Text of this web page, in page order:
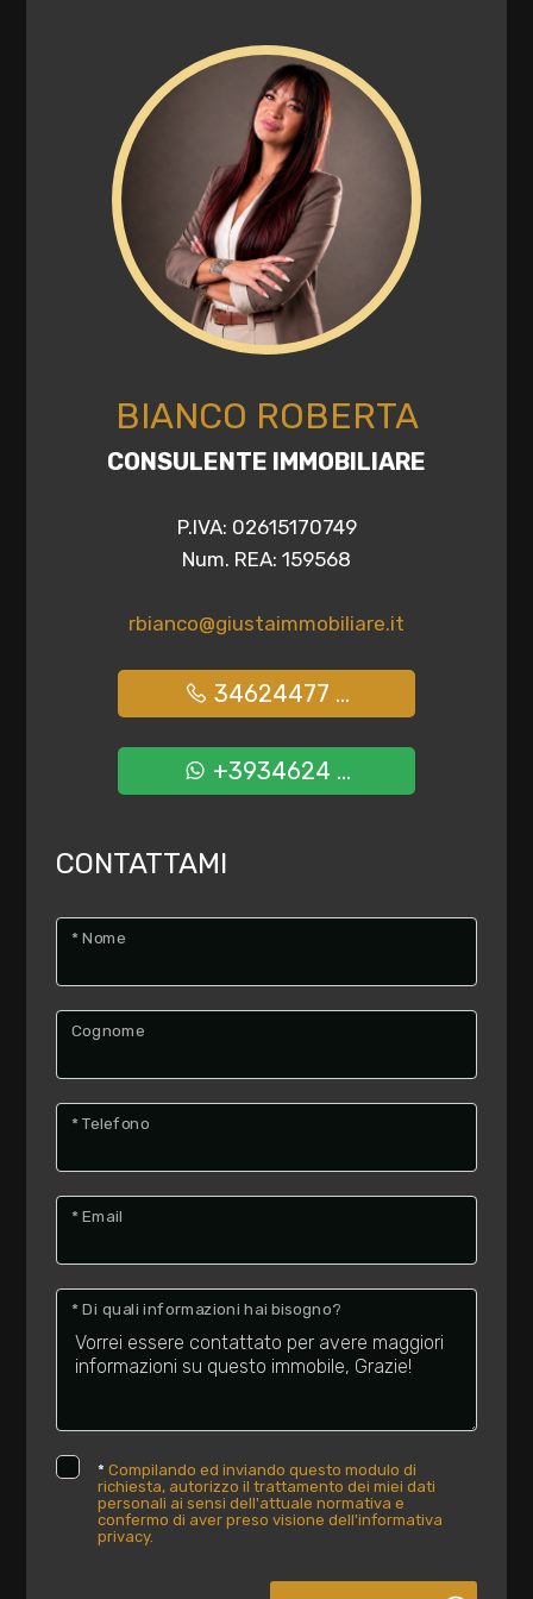
Aria Condizionata
Impianto Telefonico
Doccia
Infissi in legno
Tapparelle
BIANCO ROBERTA
CONSULENTE IMMOBILIARE
P.IVA: 02615170749
Num. REA: 159568
rbianco@giustaimmobiliare.it
34624477 ...
+3934624 ...
CONTATTAMI
* Nome
Cognome
* Telefono
* Email
* Di quali informazioni hai bisogno?
*Compilando ed inviando questo modulo di
richiesta, autorizzo il trattamento dei miei dati
personali ai sensi dell'attuale normativa e
confermo di aver preso visione dell'informativa
privacy.